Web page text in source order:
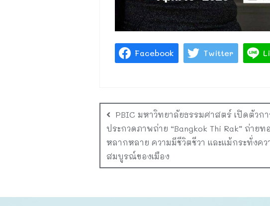
Facebook Twitter
PBIC มหาวิทยาลัยธรรมศาสตร์ เปิดตัวก
ประกวดภาพถ่าย “Bangkok Thi Rak” ถ่ายท
หลากหลาย ความมีชีวิตชีวา และแม้กระทั่งคว
สมบูรณ์ของเมือง